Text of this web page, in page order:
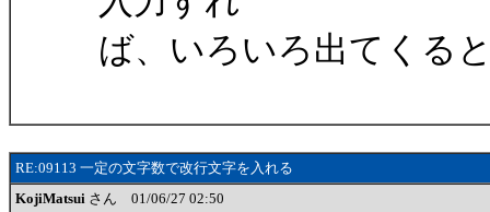
ば、いろいろ出てくる
RE:09113 一定の文字数で改行文字を入れる
KojiMatsui さん 01/06/27 02:50